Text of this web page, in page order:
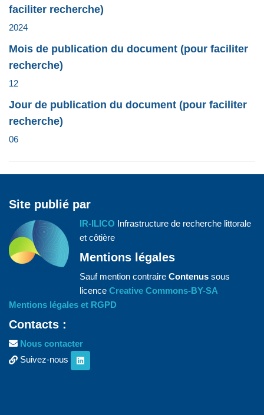
faciliter recherche)
2024
Mois de publication du document (pour faciliter
recherche)
12
Jour de publication du document (pour faciliter
recherche)
06
Site publié par
IR-ILICO Infrastructure de recherche littorale
et côtière
Mentions légales
Sauf mention contraire Contenus sous
licence Creative Commons-BY-SA
Mentions légales et RGPD
Contacts :
Nous contacter
Suivez-nous